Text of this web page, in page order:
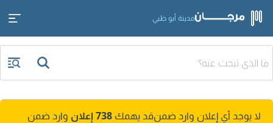
مدينة أبو ظبي
لا يوجد أي إعلان وارد ضمنقد يهمك 738 إعلان
وارد ضمن